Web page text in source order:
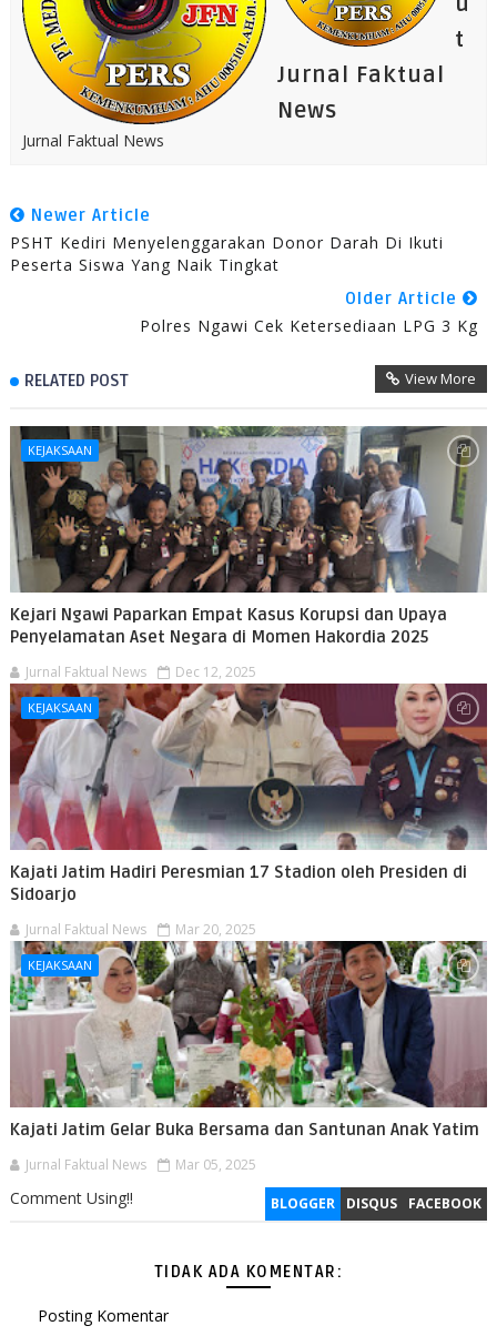
t
Jurnal Faktual
News
Jurnal Faktual News
Newer Article
PSHT Kediri Menyelenggarakan Donor Darah Di Ikuti
Peserta Siswa Yang Naik Tingkat
Older Article
Polres Ngawi Cek Ketersediaan LPG 3 Kg
RELATED POST View More
KEJAKSAAN
Kejari Ngawi Paparkan Empat Kasus Korupsi dan Upaya
Penyelamatan Aset Negara di Momen Hakordia 2025
Jurnal Faktual News Dec 12, 2025
KEJAKSAAN
Kajati Jatim Hadiri Peresmian 17 Stadion oleh Presiden di
Sidoarjo
Jurnal Faktual News Mar 20, 2025
KEJAKSAAN
Kajati Jatim Gelar Buka Bersama dan Santunan Anak Yatim
Jurnal Faktual News Mar 05, 2025
BLOGGER DISQUS FACEBOOK
Comment Using!!
TIDAK ADA KOMENTAR:
Posting Komentar